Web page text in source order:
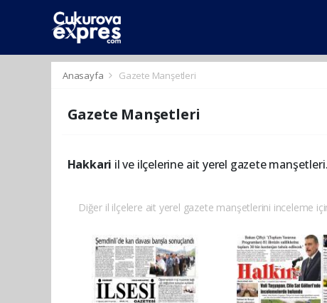
Anasayfa Gazete Manşetleri
Gazete Manşetleri
Hakkari il ve ilçelerine ait yerel gazete manşetleri.
Diğer il ilçelere ait yerel gazete manşetlerini inceleme